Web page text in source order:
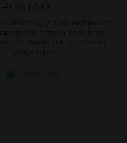
matterad yta på akrylskivans
material som finns i
matterade ytan gör skivan
synliga repor.